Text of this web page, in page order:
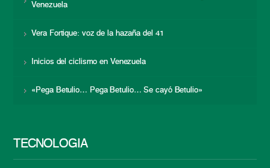
Venezuela
Vera Fortique: voz de la hazaña del 41
Inicios del ciclismo en Venezuela
«Pega Betulio… Pega Betulio… Se cayó Betulio»
TECNOLOGÍA